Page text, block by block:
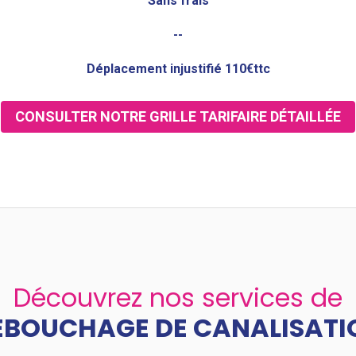
--
Déplacement injustifié 110€ttc
CONSULTER NOTRE GRILLE TARIFAIRE DÉTAILLÉE
Découvrez nos services de
DE